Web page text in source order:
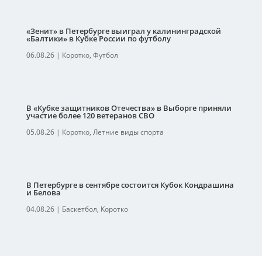
«Зенит» в Петербурге выиграл у калининградской
«Балтики» в Кубке России по футболу
06.08.26| Коротко, Футбол
В «Кубке защитников Отечества» в Выборге приняли
участие более 120 ветеранов СВО
05.08.26| Коротко, Летние виды спорта
В Петербурге в сентябре состоится Кубок Кондрашина
и Белова
04.08.26| Баскетбол, Коротко